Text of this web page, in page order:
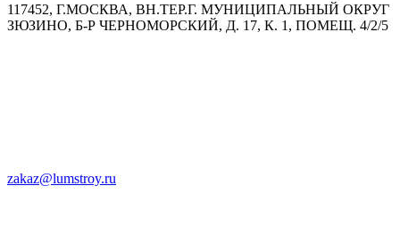
117452, Г.МОСКВА, ВН.ТЕР.Г. МУНИЦИПАЛЬНЫЙ ОКРУГ
ЗЮЗИНО, Б-Р ЧЕРНОМОРСКИЙ, Д. 17, К. 1, ПОМЕЩ. 4/2/5
zakaz@lumstroy.ru